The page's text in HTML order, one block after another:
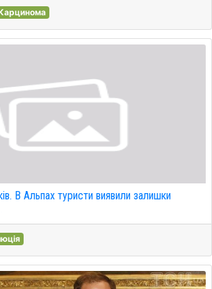
В Альпах туристи виявили залишки